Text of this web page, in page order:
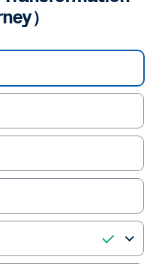
講演
革ジャーニ
HR
）